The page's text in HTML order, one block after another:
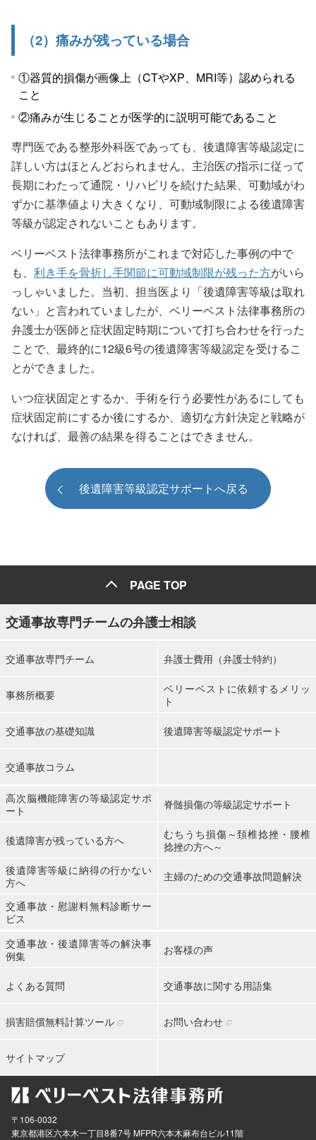
（2）痛みが残っている場合
①器質的損傷が画像上（CTやXP、MRI等）認められる
こと
②痛みが生じることが医学的に説明可能であること
専門医である整形外科医であっても、後遺障害等級認定に
詳しい方はほとんどおられません。主治医の指示に従って
長期にわたって通院・リハビリを続けた結果、可動域がわ
ずかに基準値より大きくなり、可動域制限による後遺障害
等級が認定されないこともあります。
ベリーベスト法律事務所がこれまで対応した事例の中で
も、 利き手を骨折し手関節に可動域制限が残った方がいら
っしゃいました。当初、担当医より「後遺障害等級は取れ
ない」と言われていましたが、ベリーベスト法律事務所の
弁護士が医師と症状固定時期について打ち合わせを行った
ことで、最終的に12級6号の後遺障害等級認定を受けるこ
とができました。
いつ症状固定とするか、手術を行う必要性があるにしても
症状固定前にするか後にするか、適切な方針決定と戦略が
なければ、最善の結果を得ることはできません。
後遺障害等級認定サポートへ戻る
PAGE TOP
交通事故専門チームの弁護士相談
交通事故専門チーム 弁護士費用（弁護士特約）
事務所概要
ベリーベストに依頼するメリッ
ト
交通事故の基礎知識 後遺障害等級認定サポート
交通事故コラム
高次脳機能障害の等級認定サポ
ート
脊髄損傷の等級認定サポート
後遺障害が残っている方へ
むちうち損傷～頚椎捻挫・腰椎
捻挫の方へ～
後遺障害等級に納得の行かない
方へ
主婦のための交通事故問題解決
交通事故・慰謝料無料診断サー
ビス
交通事故・後遺障害等の解決事
例集
お客様の声
よくある質問 交通事故に関する用語集
損害賠償無料計算ツール お問い合わせ
サイトマップ
〒106-0032
東京都港区六本木一丁目8番7号 MFPR六本木麻布台ビル11階